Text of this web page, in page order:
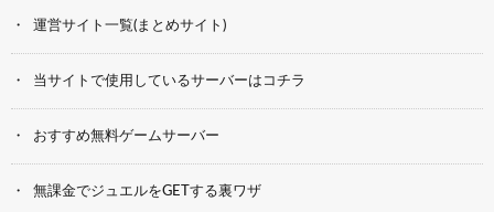
運営サイト一覧(まとめサイト)
当サイトで使用しているサーバーはコチラ
おすすめ無料ゲームサーバー
無課金でジュエルをGETする裏ワザ